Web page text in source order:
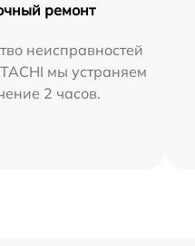
ремонт
неисправностей
мы устраняем
2 часов.